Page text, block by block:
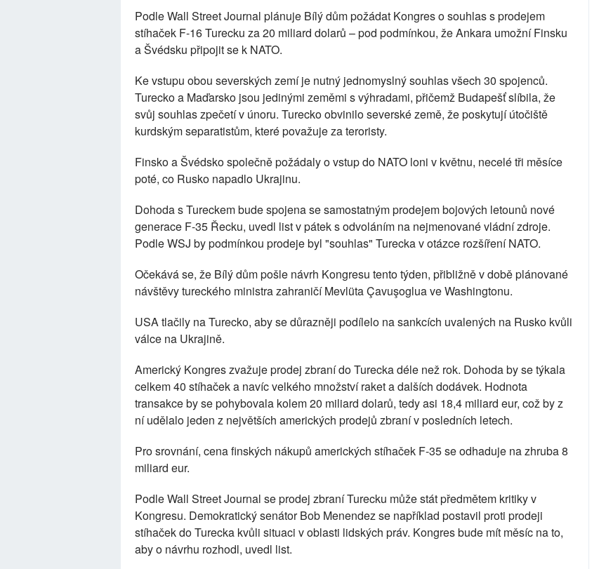
Podle Wall Street Journal plánuje Bílý dům požádat Kongres o souhlas s prodejem
stíhaček F-16 Turecku za 20 miliard dolarů – pod podmínkou, že Ankara umožní Finsku
a Švédsku připojit se k NATO.
Ke vstupu obou severských zemí je nutný jednomyslný souhlas všech 30 spojenců.
Turecko a Maďarsko jsou jedinými zeměmi s výhradami, přičemž Budapešť slíbila, že
svůj souhlas zpečetí v únoru. Turecko obvinilo severské země, že poskytují útočiště
kurdským separatistům, které považuje za teroristy.
Finsko a Švédsko společně požádaly o vstup do NATO loni v květnu, necelé tři měsíce
poté, co Rusko napadlo Ukrajinu.
Dohoda s Tureckem bude spojena se samostatným prodejem bojových letounů nové
generace F-35 Řecku, uvedl list v pátek s odvoláním na nejmenované vládní zdroje.
Podle WSJ by podmínkou prodeje byl "souhlas" Turecka v otázce rozšíření NATO.
Očekává se, že Bílý dům pošle návrh Kongresu tento týden, přibližně v době plánované
návštěvy tureckého ministra zahraničí Mevlüta Çavuşoglua ve Washingtonu.
USA tlačily na Turecko, aby se důrazněji podílelo na sankcích uvalených na Rusko kvůli
válce na Ukrajině.
Americký Kongres zvažuje prodej zbraní do Turecka déle než rok. Dohoda by se týkala
celkem 40 stíhaček a navíc velkého množství raket a dalších dodávek. Hodnota
transakce by se pohybovala kolem 20 miliard dolarů, tedy asi 18,4 miliard eur, což by z
ní udělalo jeden z největších amerických prodejů zbraní v posledních letech.
Pro srovnání, cena finských nákupů amerických stíhaček F-35 se odhaduje na zhruba 8
miliard eur.
Podle Wall Street Journal se prodej zbraní Turecku může stát předmětem kritiky v
Kongresu. Demokratický senátor Bob Menendez se například postavil proti prodeji
stíhaček do Turecka kvůli situaci v oblasti lidských práv. Kongres bude mít měsíc na to,
aby o návrhu rozhodl, uvedl list.